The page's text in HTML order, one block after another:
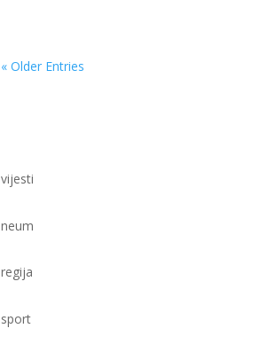
« Older Entries
vijesti
neum
regija
sport